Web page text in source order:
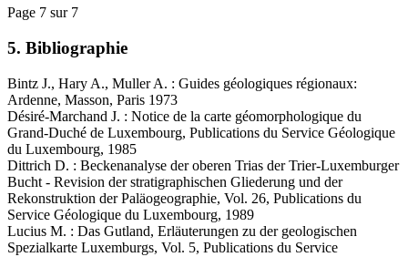
Page 7 sur 7
5. Bibliographie
Bintz J., Hary A., Muller A. : Guides géologiques régionaux:
Ardenne, Masson, Paris 1973
Désiré-Marchand J. : Notice de la carte géomorphologique du
Grand-Duché de Luxembourg, Publications du Service Géologique
du Luxembourg, 1985
Dittrich D. : Beckenanalyse der oberen Trias der Trier-Luxemburger
Bucht - Revision der stratigraphischen Gliederung und der
Rekonstruktion der Paläogeographie, Vol. 26, Publications du
Service Géologique du Luxembourg, 1989
Lucius M. : Das Gutland, Erläuterungen zu der geologischen
Spezialkarte Luxemburgs, Vol. 5, Publications du Service